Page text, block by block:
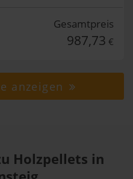
Gesamtpreis
987,73 €
anzeigen
Holzpellets in